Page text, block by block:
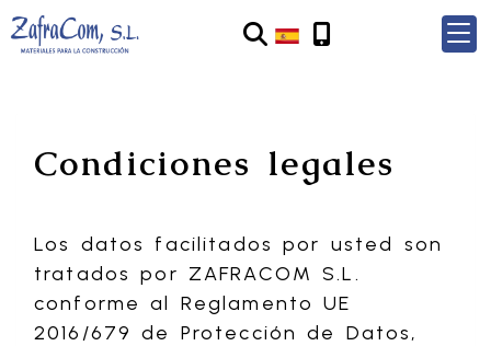
Condiciones legales
Los datos facilitados por usted son
tratados por ZAFRACOM S.L.
conforme al Reglamento UE
2016/679 de Protección de Datos,